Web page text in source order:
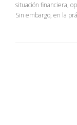
situación financiera,
Sin embargo, en la